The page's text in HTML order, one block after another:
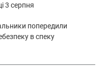
3 серпня
попередили
в спеку